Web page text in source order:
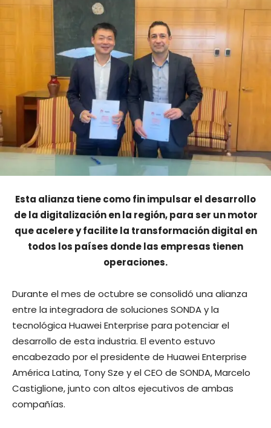
Esta alianza tiene como fin impulsar el desarrollo
de la digitalización en la región, para ser un motor
que acelere y facilite la transformación digital en
todos los países donde las empresas tienen
operaciones.
Durante el mes de octubre se consolidó una alianza
entre la integradora de soluciones SONDA y la
tecnológica Huawei Enterprise para potenciar el
desarrollo de esta industria. El evento estuvo
encabezado por el presidente de Huawei Enterprise
América Latina, Tony Sze y el CEO de SONDA, Marcelo
Castiglione, junto con altos ejecutivos de ambas
compañías.